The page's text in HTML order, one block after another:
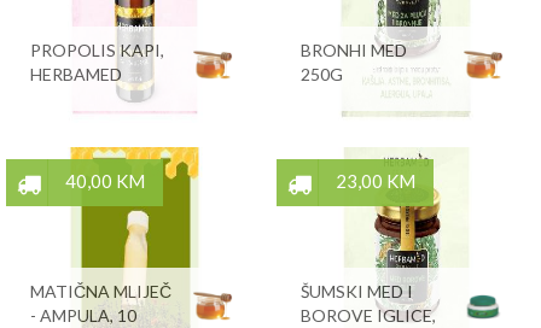
PROPOLIS KAPI,
HERBAMED
BRONHI MED
250G
40,00 KM
MATIČNA MLIJEČ
- AMPULA, 10
23,00 KM
ŠUMSKI MED I
BOROVE IGLICE,